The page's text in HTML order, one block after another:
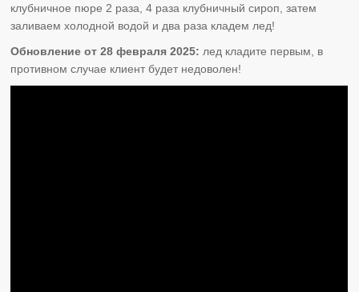
клубничное пюре 2 раза, 4 раза клубничный сироп, затем
заливаем холодной водой и два раза кладем лед!
Обновление от 28 февраля 2025: лед кладите первым, в
противном случае клиент будет недоволен!